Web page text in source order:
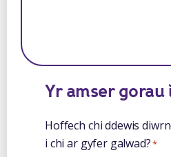
Yr amser
Hoffech chi ddewis
i chi ar gyfer galwad?*